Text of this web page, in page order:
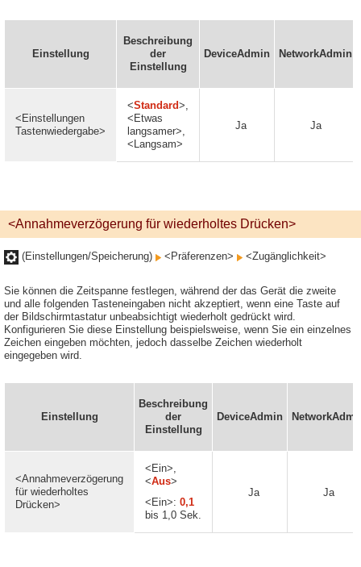
Einstellung
Beschreibung
der
Einstellung
DeviceAdmin NetworkAdmin
<Einstellungen
Tastenwiedergabe>
<Standard>,
<Etwas
langsamer>,
<Langsam>
Ja Ja
<Annahmeverzögerung für wiederholtes Drücken>
(Einstellungen/Speicherung) <Präferenzen> <Zugänglichkeit>
Sie können die Zeitspanne festlegen, während der das Gerät die zweite
und alle folgenden Tasteneingaben nicht akzeptiert, wenn eine Taste auf
der Bildschirmtastatur unbeabsichtigt wiederholt gedrückt wird.
Konfigurieren Sie diese Einstellung beispielsweise, wenn Sie ein einzelnes
Zeichen eingeben möchten, jedoch dasselbe Zeichen wiederholt
eingegeben wird.
Einstellung
Beschreibung
der
Einstellung
DeviceAdmin
<Annahmeverzögerung
für wiederholtes
Drücken>
<Ein>,
<Aus>
<Ein>: 0,1
bis 1,0 Sek.
Ja Ja